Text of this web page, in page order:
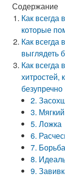
Содержание
Как всегда
которые
Как всегда
выглядеть
Как всегда
хитростей,
безупречно
2.
3.
5. Ложка
6.
7.
8.
9.